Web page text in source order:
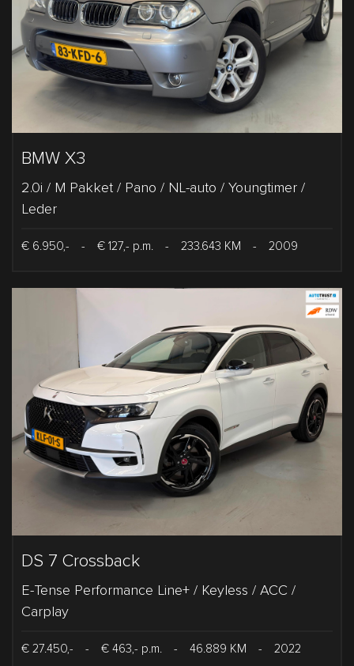
BMW X3
2.0i / M Pakket / Pano / NL-auto / Youngtimer /
Leder
€ 6.950,- - € 127,- p.m. - 233.643 KM - 2009
DS 7 Crossback
E-Tense Performance Line+ / Keyless / ACC /
Carplay
€ 27.450,- - € 463,- p.m. - 46.889 KM - 2022